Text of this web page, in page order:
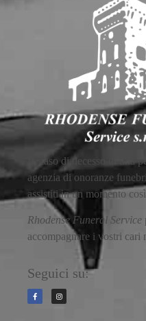
In caso di decesso di una
agenzia di onoranze
assistiti in un momento
Rhodense Funeral Service
accompagnare i vostri cari
Seguici su: